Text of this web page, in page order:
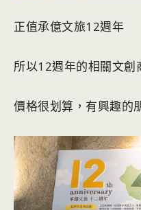
正值承億文旅12週年
所以12週年的相關文創
價格很划算，有興趣的